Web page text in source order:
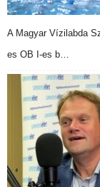
A Magyar Vízilabda
es OB I-es b…